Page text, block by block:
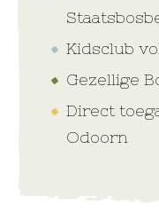
Kidsclub
Gezellige
Direct
Odoorn